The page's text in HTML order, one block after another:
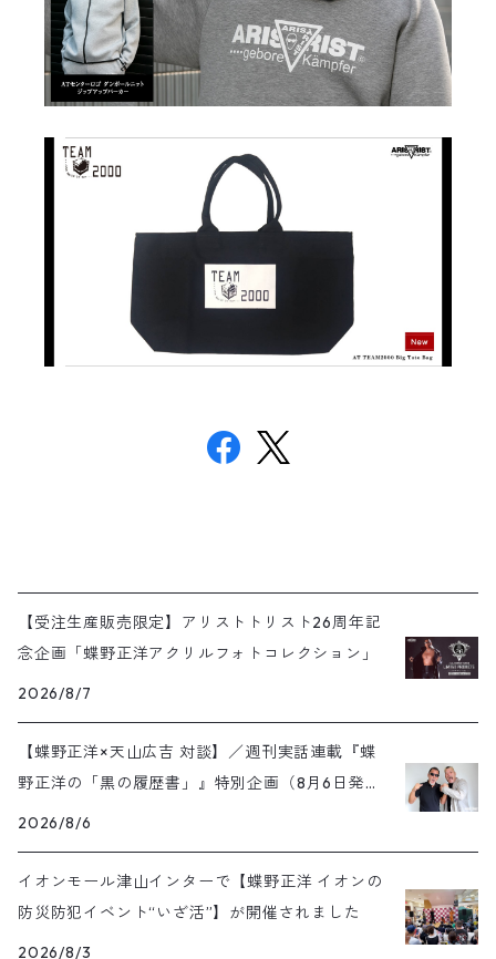
【受注生産販売限定】アリストトリスト26周年記
念企画「蝶野正洋アクリルフォトコレクション」
2026/8/7
【蝶野正洋×天山広吉 対談】／週刊実話連載『蝶
野正洋の「黒の履歴書」』特別企画（8月6日発売
号）
2026/8/6
イオンモール津山インターで【蝶野正洋 イオンの
防災防犯イベント“いざ活”】が開催されました
2026/8/3